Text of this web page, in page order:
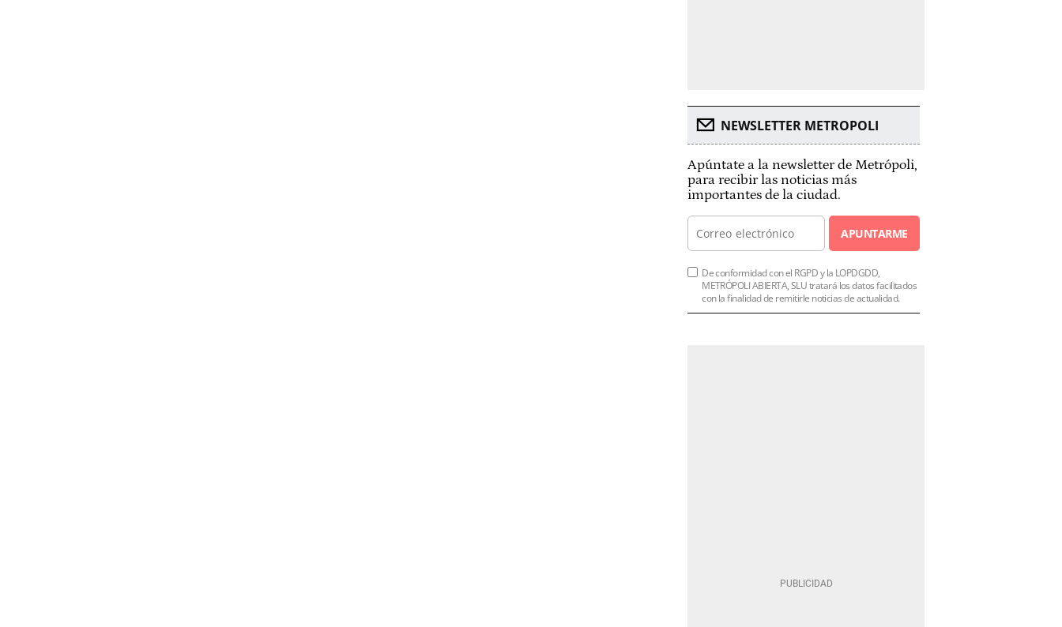
NEWSLETTER METROPOLI
Apúntate a la newsletter de Metrópoli,
para recibir las noticias más
importantes de la ciudad.
APUNTARME
De conformidad con el RGPD y la LOPDGDD,
METRÓPOLI ABIERTA, SLU tratará los datos facilitados
con la finalidad de remitirle noticias de actualidad.